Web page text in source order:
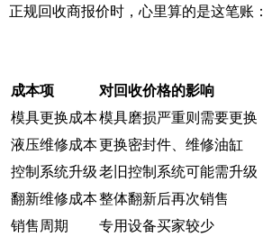
正规回收商报价时，心里算的是这笔账：
成本项
对回收价格的影响
模具更换成本模具磨损严重则需要更换
液压维修成本更换密封件、维修油缸
控制系统升级老旧控制系统可能需升级
翻新维修成本整体翻新后再次销售
销售周期
专用设备买家较少